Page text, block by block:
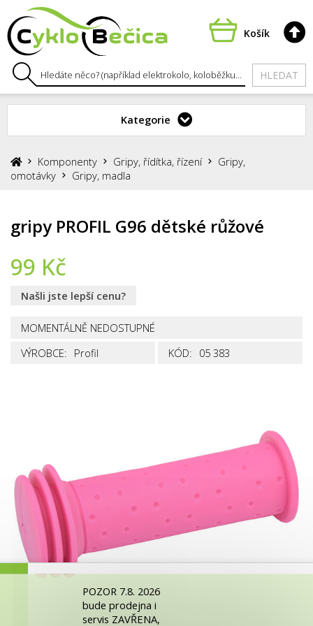
HLEDAT
Košík
Kategorie
Komponenty Gripy, řídítka, řízení
Gripy,
omotávky
Gripy, madla
gripy PROFIL G96 dětské růžové
99 Kč
Našli jste lepší cenu?
MOMENTÁLNĚ NEDOSTUPNÉ
VÝROBCE: Profil KÓD: 05 383
POZOR 7.8. 2026
bude prodejna i
servis ZAVŘENA,